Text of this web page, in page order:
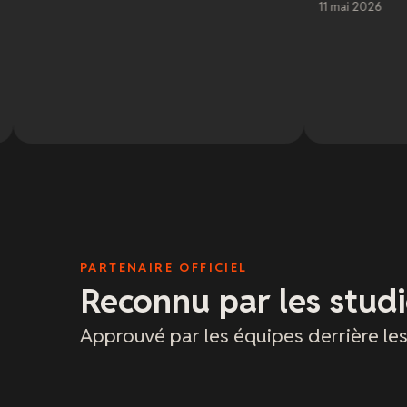
PARTENAIRE OFFICIEL
Reconnu par les
Approuvé par les équipes derrière